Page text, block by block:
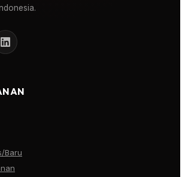
Baru